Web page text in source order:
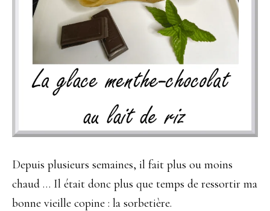
Depuis plusieurs semaines, il fait plus ou moins
chaud … Il était donc plus que temps de ressortir ma
bonne vieille copine : la sorbetière.